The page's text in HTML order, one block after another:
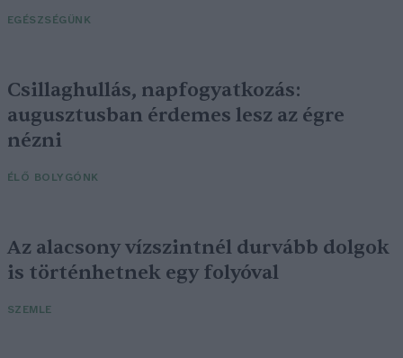
EGÉSZSÉGÜNK
Csillaghullás, napfogyatkozás:
augusztusban érdemes lesz az égre
nézni
ÉLŐ BOLYGÓNK
Az alacsony vízszintnél durvább dolgok
is történhetnek egy folyóval
SZEMLE